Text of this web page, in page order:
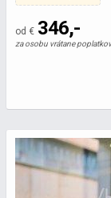
od € 346,-
za osobu vrátane poplatkov